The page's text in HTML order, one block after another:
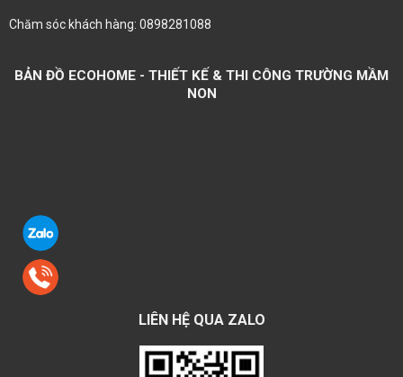
Chăm sóc khách hàng: 0898281088
BẢN ĐỒ ECOHOME - THIẾT KẾ & THI CÔNG TRƯỜNG MẦM
NON
LIÊN HỆ QUA ZALO